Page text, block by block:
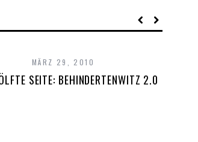
MÄRZ 29, 2010
SEITE: BEHINDERTENWITZ 2.0